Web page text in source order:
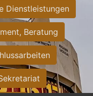
Dienstleistungen
Beratung